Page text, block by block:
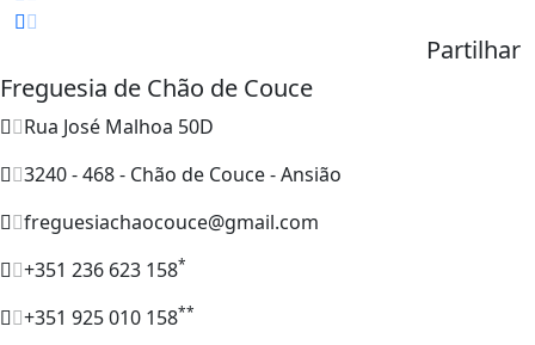
Partilhar
Freguesia de Chão de Couce
Rua José Malhoa 50D
3240 - 468 - Chão de Couce - Ansião
freguesiachaocouce@gmail.com
+351 236 623 158*
+351 925 010 158**